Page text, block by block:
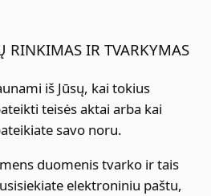
RINKIMAS IR TVARKYMAS
iš Jūsų, kai tokius
teisės aktai arba kai
savo noru.
duomenis tvarko ir tais
elektroniniu paštu,